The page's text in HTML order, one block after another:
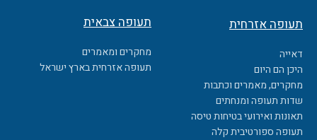
תעופה אזרחית
דאייה
היכן הם היום
מחקרים, מאמרים וכתבות
שדות תעופה ומנחתים
תאונות ואירועי בטיחות טיסה
תעופה ספורטיבית קלה
תעופה צבאית
מחקרים ומאמרים
תעופה אזרחית בארץ ישראל